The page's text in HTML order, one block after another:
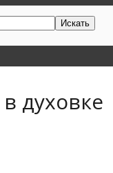
Искать
духовке